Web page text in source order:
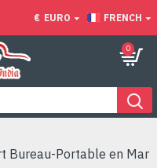
€ EURO FRENCH
0
Bureau-Portable en Mar